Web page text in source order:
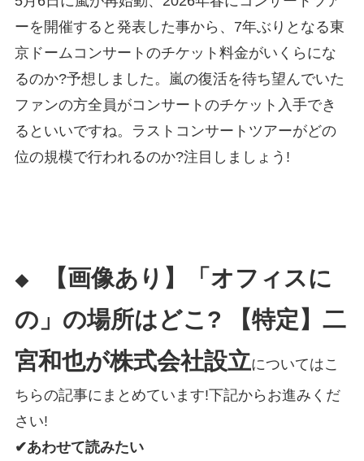
ーを開催すると発表した事から、7年ぶりとなる東
京ドームコンサートのチケット料金がいくらにな
るのか?予想しました。嵐の復活を待ち望んでいた
ファンの方全員がコンサートのチケット入手でき
るといいですね。ラストコンサートツアーがどの
位の規模で行われるのか?注目しましょう!
◆
【画像あり】「オフィスに
の」の場所はどこ? 【特定】二
宮和也が株式会社設立についてはこ
ちらの記事にまとめています!下記からお進みくだ
さい!
✔あわせて読みたい